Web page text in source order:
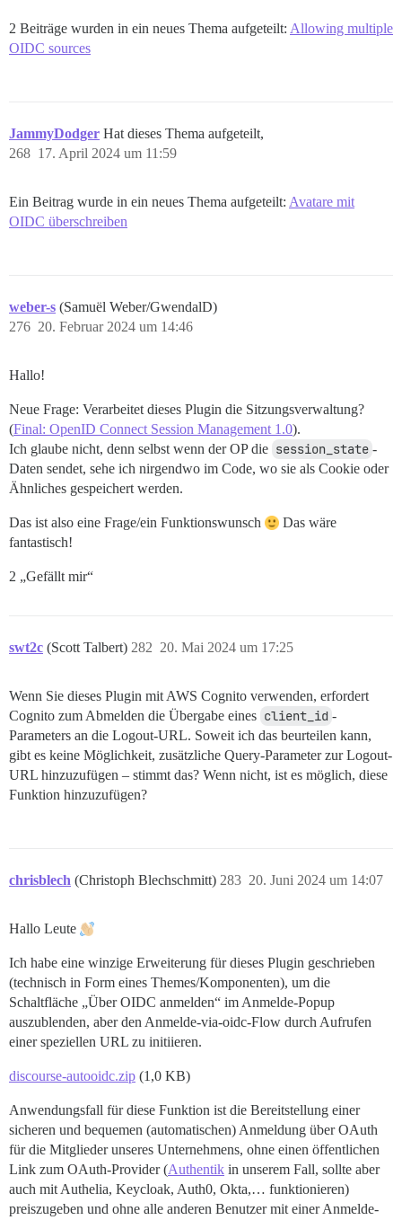
2 Beiträge wurden in ein neues Thema aufgeteilt: Allowing multiple
OIDC sources
JammyDodger Hat dieses Thema aufgeteilt,
17. April 2024 um 11:59
268
Ein Beitrag wurde in ein neues Thema aufgeteilt: Avatare mit
OIDC überschreiben
weber-s (Samuël Weber/GwendalD)
20. Februar 2024 um 14:46
276
Hallo!
Neue Frage: Verarbeitet dieses Plugin die Sitzungsverwaltung?
(Final: OpenID Connect Session Management 1.0).
Ich glaube nicht, denn selbst wenn der OP die session_state -
Daten sendet, sehe ich nirgendwo im Code, wo sie als Cookie oder
Ähnliches gespeichert werden.
Das ist also eine Frage/ein Funktionswunsch
Das wäre
fantastisch!
2 „Gefällt mir“
swt2c (Scott Talbert) 20. Mai 2024 um 17:25
282
Wenn Sie dieses Plugin mit AWS Cognito verwenden, erfordert
Cognito zum Abmelden die Übergabe eines client_id -
Parameters an die Logout-URL. Soweit ich das beurteilen kann,
gibt es keine Möglichkeit, zusätzliche Query-Parameter zur Logout-
URL hinzuzufügen – stimmt das? Wenn nicht, ist es möglich, diese
Funktion hinzuzufügen?
chrisblech (Christoph Blechschmitt) 20. Juni 2024 um 14:07
283
Hallo Leute
Ich habe eine winzige Erweiterung für dieses Plugin geschrieben
(technisch in Form eines Themes/Komponenten), um die
Schaltfläche „Über OIDC anmelden“ im Anmelde-Popup
auszublenden, aber den Anmelde-via-oidc-Flow durch Aufrufen
einer speziellen URL zu initiieren.
discourse-autooidc.zip (1,0 KB)
Anwendungsfall für diese Funktion ist die Bereitstellung einer
sicheren und bequemen (automatischen) Anmeldung über OAuth
für die Mitglieder unseres Unternehmens, ohne einen öffentlichen
Link zum OAuth-Provider (Authentik in unserem Fall, sollte aber
auch mit Authelia, Keycloak, Auth0, Okta,… funktionieren)
preiszugeben und ohne alle anderen Benutzer mit einer Anmelde-